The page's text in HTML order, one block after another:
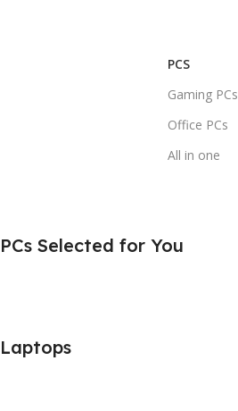
PCS
Gaming PCs
Office PCs
All in one
PCs Selected for You
Laptops